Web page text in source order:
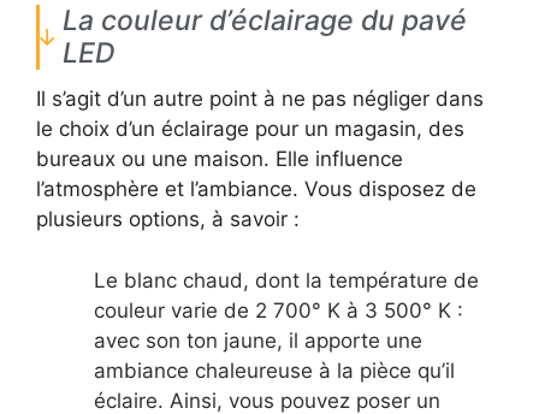
La couleur d’éclairage du pavé
LED
Il s’agit d’un autre point à ne pas négliger dans
le choix d’un éclairage pour un magasin, des
bureaux ou une maison. Elle influence
l’atmosphère et l’ambiance. Vous disposez de
plusieurs options, à savoir :
Le blanc chaud, dont la température de
couleur varie de 2 700° K à 3 500° K :
avec son ton jaune, il apporte une
ambiance chaleureuse à la pièce qu’il
éclaire. Ainsi, vous pouvez poser un